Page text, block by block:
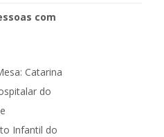
com
Catarina
do
Infantil do